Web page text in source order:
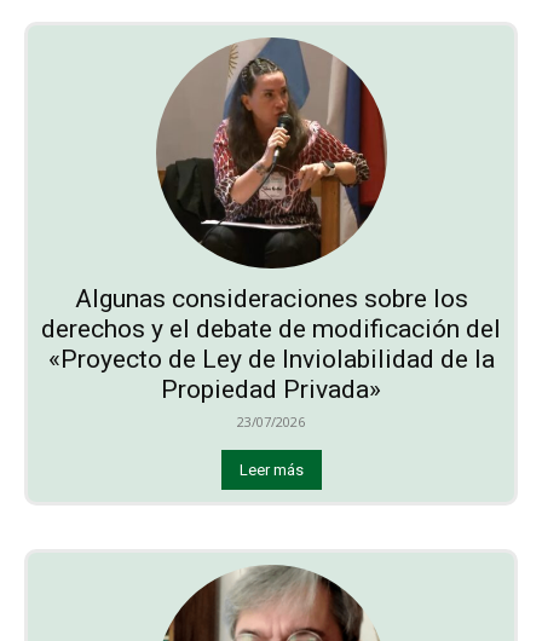
Algunas consideraciones sobre los
derechos y el debate de modificación del
«Proyecto de Ley de Inviolabilidad de la
Propiedad Privada»
23/07/2026
Leer más